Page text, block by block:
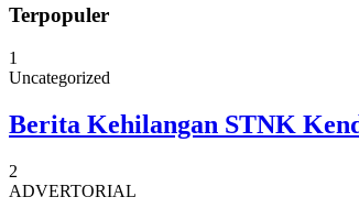
Terpopuler
1
Uncategorized
Berita Kehilangan STNK
2
ADVERTORIAL